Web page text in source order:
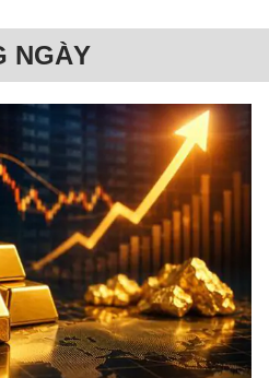
NGÀY